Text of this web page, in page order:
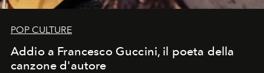
POP CULTURE
Addio a Francesco Guccini, il poeta della
canzone d'autore